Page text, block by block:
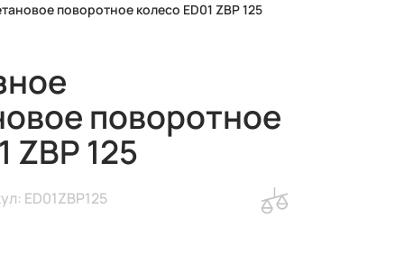
поворотное колесо ED01 ZBP 125
поворотное
ZBP 125
ED01ZBP125